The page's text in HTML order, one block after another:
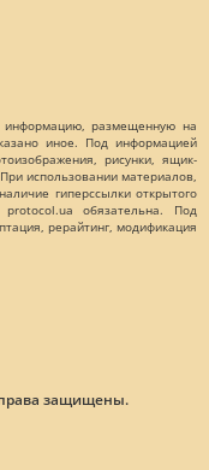
информацию, размещенную на
иное. Под информацией
рисунки, ящик-
использовании материалов,
гиперссылки открытого
обязательна. Под
рерайтинг, модификация
защищены.